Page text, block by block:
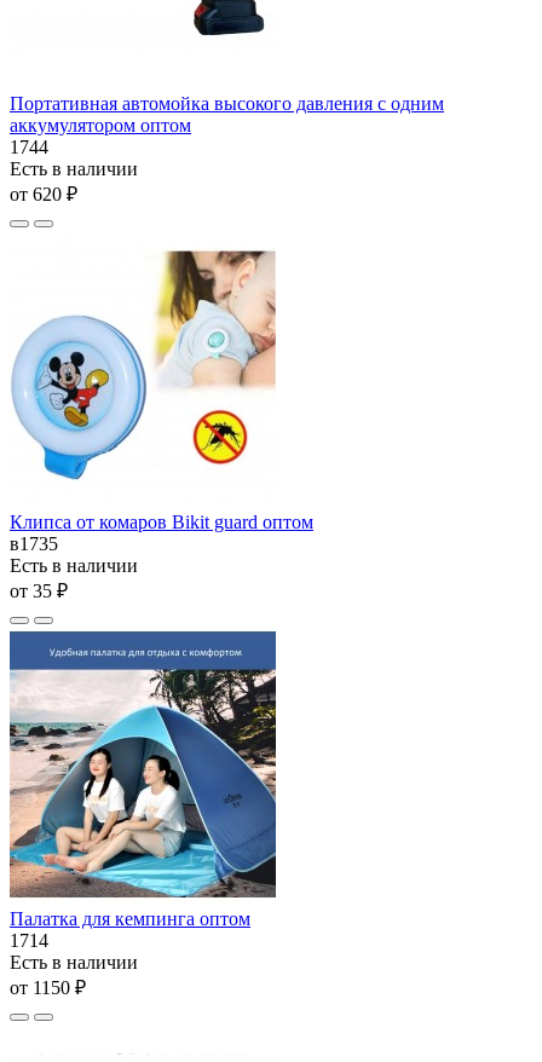
Портативная автомойка высокого давления с одним
аккумулятором оптом
1744
Есть в наличии
от 620 ₽
Клипса от комаров Bikit guard оптом
в1735
Есть в наличии
от 35 ₽
Палатка для кемпинга оптом
1714
Есть в наличии
от 1150 ₽